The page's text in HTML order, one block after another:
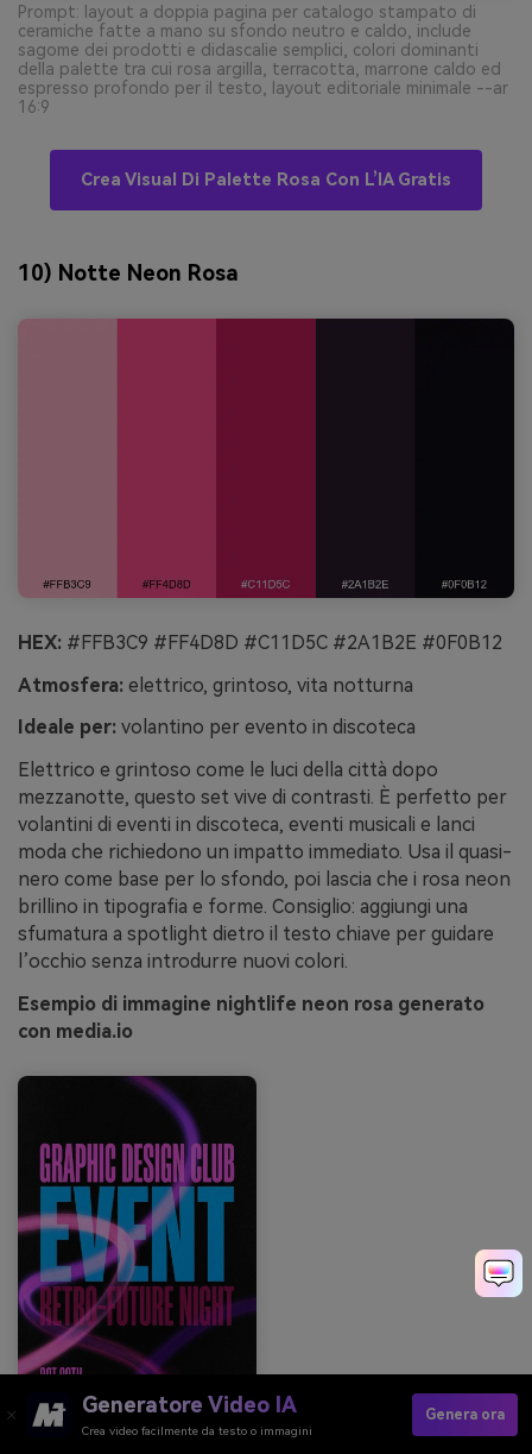
Prompt: layout a doppia pagina per catalogo stampato di
ceramiche fatte a mano su sfondo neutro e caldo, include
sagome dei prodotti e didascalie semplici, colori dominanti
della palette tra cui rosa argilla, terracotta, marrone caldo ed
espresso profondo per il testo, layout editoriale minimale --ar
16:9
Crea Visual Di Palette Rosa Con L’IA Gratis
10) Notte Neon Rosa
HEX: #FFB3C9 #FF4D8D #C11D5C #2A1B2E #0F0B12
Atmosfera: elettrico, grintoso, vita notturna
Ideale per: volantino per evento in discoteca
Elettrico e grintoso come le luci della città dopo
mezzanotte, questo set vive di contrasti. È perfetto per
volantini di eventi in discoteca, eventi musicali e lanci
moda che richiedono un impatto immediato. Usa il quasi-
nero come base per lo sfondo, poi lascia che i rosa neon
brillino in tipografia e forme. Consiglio: aggiungi una
sfumatura a spotlight dietro il testo chiave per guidare
l’occhio senza introdurre nuovi colori.
Esempio di immagine nightlife neon rosa generato
con media.io
Generatore Video IA
Crea video facilmente da testo o immagini
Genera ora